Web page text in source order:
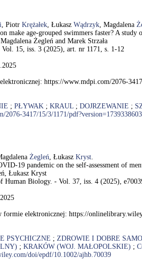
, Piotr Krężałek, Łukasz Wądrzyk, Magdalena
make age-grouped swimmers faster? A
Żegleń and Marek Strzała
Vol. 15, iss. 3 (2025), art. nr 1171, s. 1-12
https://www.mdpi.com/2076-
; PŁYWAK ; KRAUL ; DOJRZEWANIE ;
2076-3417/15/3/1171/pdf?version=1739338603
Żegleń, Łukasz Kryst.
19 pandemic on the self-assessment of
Łukasz Kryst
Human Biology. - Vol. 37, iss. 4 (2025),
formie elektronicznej: https://
PSYCHICZNE ; ZDROWIE I DOBRE
; KRAKÓW (WOJ. MAŁOPOLSKIE) ;
doi/epdf/10.1002/ajhb.70039